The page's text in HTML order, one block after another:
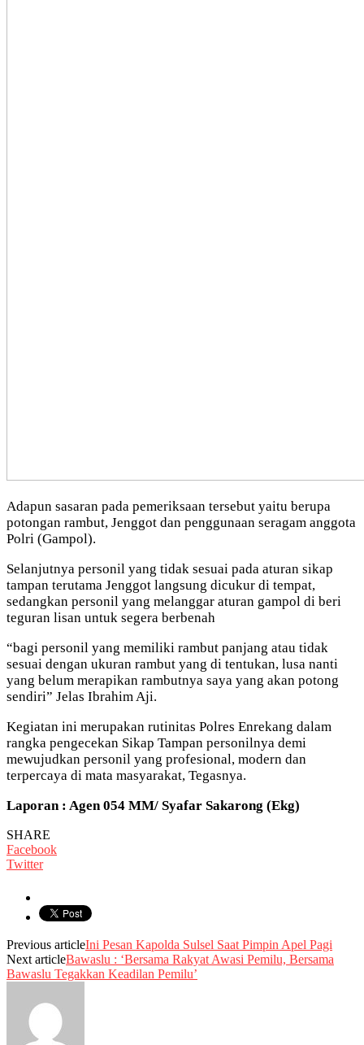
Adapun sasaran pada pemeriksaan tersebut yaitu berupa
potongan rambut, Jenggot dan penggunaan seragam anggota
Polri (Gampol).
Selanjutnya personil yang tidak sesuai pada aturan sikap
tampan terutama Jenggot langsung dicukur di tempat,
sedangkan personil yang melanggar aturan gampol di beri
teguran lisan untuk segera berbenah
“bagi personil yang memiliki rambut panjang atau tidak
sesuai dengan ukuran rambut yang di tentukan, lusa nanti
yang belum merapikan rambutnya saya yang akan potong
sendiri” Jelas Ibrahim Aji.
Kegiatan ini merupakan rutinitas Polres Enrekang dalam
rangka pengecekan Sikap Tampan personilnya demi
mewujudkan personil yang profesional, modern dan
terpercaya di mata masyarakat, Tegasnya.
Laporan : Agen 054 MM/ Syafar Sakarong (Ekg)
SHARE
Facebook
Twitter
Previous articleIni Pesan Kapolda Sulsel Saat Pimpin Apel Pagi
Next articleBawaslu : ‘Bersama Rakyat Awasi Pemilu, Bersama
Bawaslu Tegakkan Keadilan Pemilu’